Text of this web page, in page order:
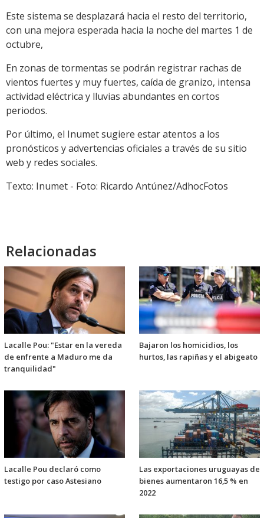
Este sistema se desplazará hacia el resto del territorio,
con una mejora esperada hacia la noche del martes 1 de
octubre,
En zonas de tormentas se podrán registrar rachas de
vientos fuertes y muy fuertes, caída de granizo, intensa
actividad eléctrica y lluvias abundantes en cortos
periodos.
Por último, el Inumet sugiere estar atentos a los
pronósticos y advertencias oficiales a través de su sitio
web y redes sociales.
Texto: Inumet - Foto: Ricardo Antúnez/AdhocFotos
Relacionadas
Lacalle Pou: "Estar en la vereda
de enfrente a Maduro me da
tranquilidad"
Bajaron los homicidios, los
hurtos, las rapiñas y el abigeato
Lacalle Pou declaró como
testigo por caso Astesiano
Las exportaciones uruguayas de
bienes aumentaron 16,5 % en
2022